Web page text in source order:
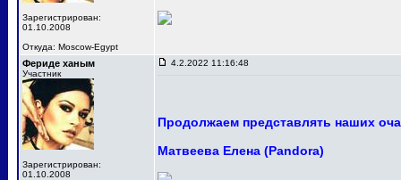
Зарегистрирован:
01.10.2008
Откуда: Moscow-Egypt
Фериде ханым
Участник
Зарегистрирован:
01.10.2008
4.2.2022 11:16:48
Продолжаем представлять наших
Матвеева Елена (Pandora)